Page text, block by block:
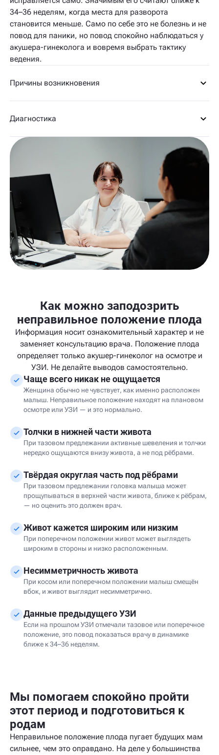
34–36 неделям, когда места для разворота
становится меньше. Само по себе это не болезнь и не
повод для паники, но повод спокойно наблюдаться у
акушера-гинеколога и вовремя выбрать тактику
ведения.
Причины возникновения
Диагностика
Как можно заподозрить
неправильное положение плода
Информация носит ознакомительный характер и не
заменяет консультацию врача. Положение плода
определяет только акушер-гинеколог на осмотре и
УЗИ. Не делайте выводов самостоятельно.
Чаще всего никак не ощущается
Женщина обычно не чувствует, как именно расположен
малыш. Неправильное положение находят на плановом
осмотре или УЗИ — и это нормально.
Толчки в нижней части живота
При тазовом предлежании активные шевеления и толчки
нередко ощущаются внизу живота, а не под рёбрами.
Твёрдая округлая часть под рёбрами
При тазовом предлежании головка малыша может
прощупываться в верхней части живота, ближе к рёбрам,
— но оценить это должен врач.
Живот кажется широким или низким
При поперечном положении живот может выглядеть
широким в стороны и низко расположенным.
Несимметричность живота
При косом или поперечном положении малыш смещён
вбок, и живот выглядит несимметрично.
Данные предыдущего УЗИ
Если на прошлом УЗИ отмечали тазовое или поперечное
положение, это повод показаться врачу в динамике
ближе к 34–36 неделям.
Мы помогаем спокойно пройти
этот период и подготовиться к
родам
Неправильное положение плода пугает будущих мам
сильнее, чем это оправдано. На деле у большинства